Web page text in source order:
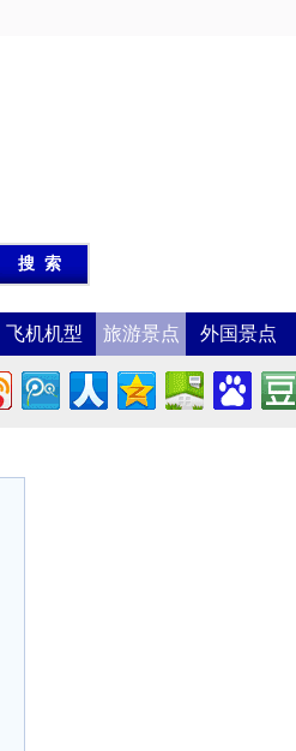
飞机机型 旅游景点 外国景点